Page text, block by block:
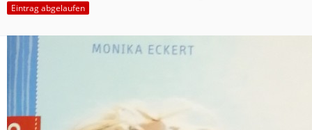
Eintrag abgelaufen